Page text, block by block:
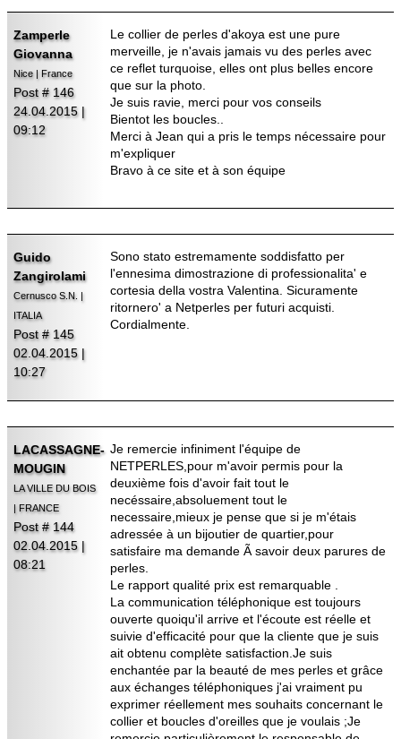
Zamperle
Giovanna
Nice | France
Post # 146
24.04.2015 |
09:12
Le collier de perles d'akoya est une pure
merveille, je n'avais jamais vu des perles avec
ce reflet turquoise, elles ont plus belles encore
que sur la photo.
Je suis ravie, merci pour vos conseils
Bientot les boucles..
Merci à Jean qui a pris le temps nécessaire pour
m'expliquer
Bravo à ce site et à son équipe
Guido
Zangirolami
Cernusco S.N. |
ITALIA
Post # 145
02.04.2015 |
10:27
Sono stato estremamente soddisfatto per
l'ennesima dimostrazione di professionalita' e
cortesia della vostra Valentina. Sicuramente
ritornero' a Netperles per futuri acquisti.
Cordialmente.
LACASSAGNE-
MOUGIN
LA VILLE DU BOIS
| FRANCE
Post # 144
02.04.2015 |
08:21
Je remercie infiniment l'équipe de
NETPERLES,pour m'avoir permis pour la
deuxième fois d'avoir fait tout le
necéssaire,absoluement tout le
necessaire,mieux je pense que si je m'étais
adressée à un bijoutier de quartier,pour
satisfaire ma demande Ã savoir deux parures de
perles.
Le rapport qualité prix est remarquable .
La communication téléphonique est toujours
ouverte quoiqu'il arrive et l'écoute est réelle et
suivie d'efficacité pour que la cliente que je suis
ait obtenu complète satisfaction.Je suis
enchantée par la beauté de mes perles et grâce
aux échanges téléphoniques j'ai vraiment pu
exprimer réellement mes souhaits concernant le
collier et boucles d'oreilles que je voulais ;Je